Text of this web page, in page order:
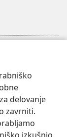
delovanje
zavrniti.